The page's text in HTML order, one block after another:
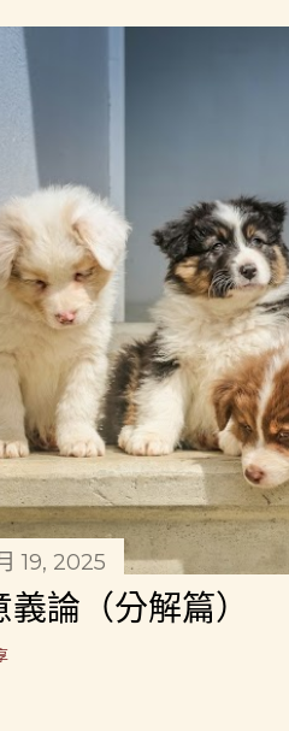
19, 2025
義論（分解篇）